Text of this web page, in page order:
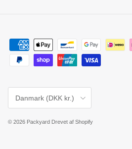
Danmark (DKK kr.)
© 2026 Packyard Drevet af Shopify